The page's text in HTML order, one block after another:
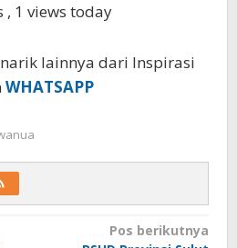
, 1 views today
lainnya dari Inspirasi
WHATSAPP
Pos berikutnya